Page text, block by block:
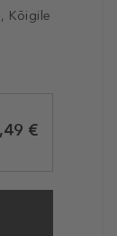
Kõigile
€